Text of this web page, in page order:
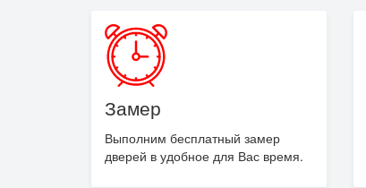
Замер
Выполним бесплатный замер
дверей в удобное для Вас время.